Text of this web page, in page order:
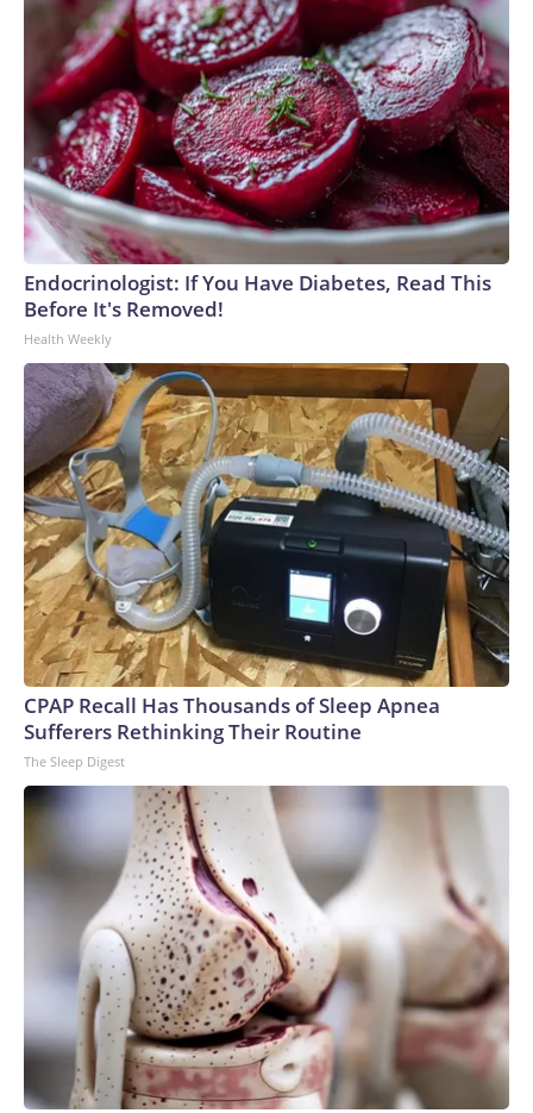
Endocrinologist: If You Have Diabetes, Read This
Before It's Removed!
Health Weekly
CPAP Recall Has Thousands of Sleep Apnea
Sufferers Rethinking Their Routine
The Sleep Digest